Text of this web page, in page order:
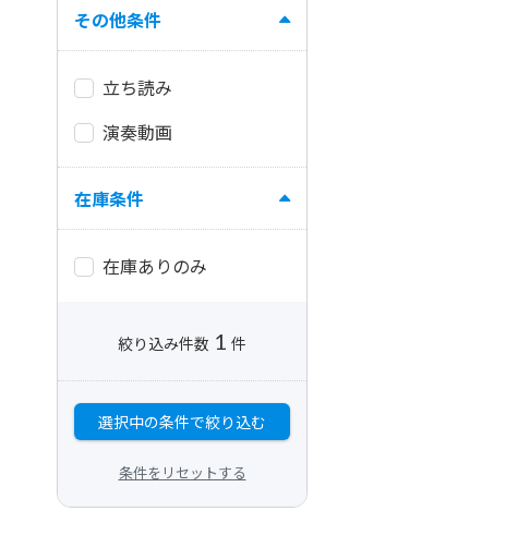
その他条件
立ち読み
演奏動画
在庫条件
在庫ありのみ
絞り込み件数 1 件
選択中の条件で絞り込む
条件をリセットする